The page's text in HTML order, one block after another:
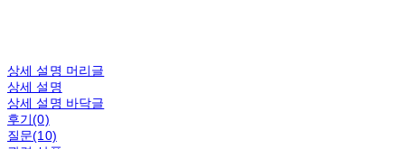
상세 설명 머리글
상세 설명
상세 설명 바닥글
후기(0)
질문(10)